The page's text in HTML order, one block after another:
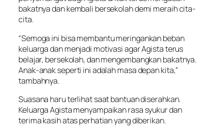
bakatnya dan kembali bersekolah demi meraih cita-
cita.
“Semoga ini bisa membantu meringankan beban
keluarga dan menjadi motivasi agar Agista terus
belajar, bersekolah, dan mengembangkan bakatnya.
Anak-anak seperti ini adalah masa depan kita,”
tambahnya.
Suasana haru terlihat saat bantuan diserahkan.
Keluarga Agista menyampaikan rasa syukur dan
terima kasih atas perhatian yang diberikan.